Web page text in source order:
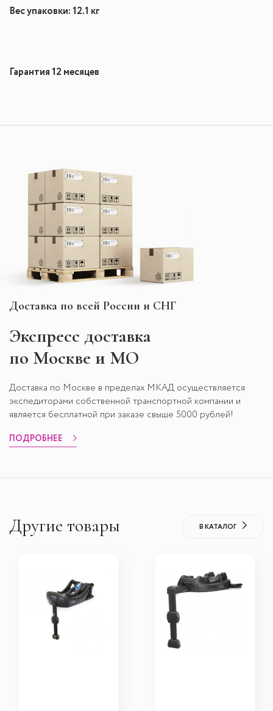
Вес упаковки: 12.1 кг
Гарантия 12 месяцев
Доставка по всей России и СНГ
Экспресс доставка
по Москве и МО
Доставка по Москве в пределах МКАД осуществляется
экспедиторами собственной транспортной компании и
является бесплатной при заказе свыше 5000 рублей!
ПОДРОБНЕЕ
Другие товары В КАТАЛОГ